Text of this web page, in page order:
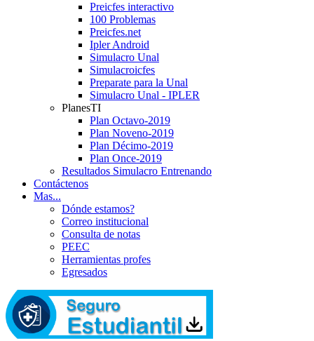
Preicfes interactivo
100 Problemas
Preicfes.net
Ipler Android
Simulacro Unal
Simulacroicfes
Preparate para la Unal
Simulacro Unal - IPLER
PlanesTI
Plan Octavo-2019
Plan Noveno-2019
Plan Décimo-2019
Plan Once-2019
Resultados Simulacro Entrenando
Contáctenos
Mas...
Dónde estamos?
Correo institucional
Consulta de notas
PEEC
Herramientas profes
Egresados